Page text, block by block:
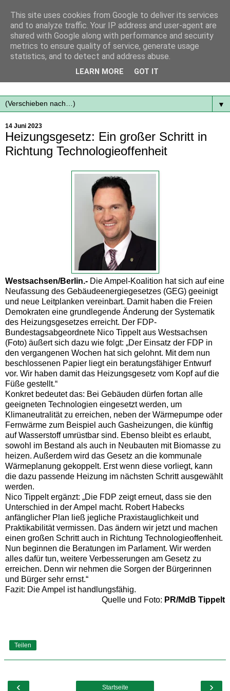
Mit frischen Themen aus der Region immer auf dem
▼
14 Juni 2023
Heizungsgesetz: Ein großer Schritt in
Richtung Technologieoffenheit
Westsachsen/Berlin.- Die Ampel-Koalition hat sich auf eine
Neufassung des Gebäudeenergiegesetzes (GEG) geeinigt
und neue Leitplanken vereinbart. Damit haben die Freien
Demokraten eine grundlegende Änderung der Systematik
des Heizungsgesetzes erreicht. Der FDP-
Bundestagsabgeordnete Nico Tippelt aus Westsachsen
(Foto) äußert sich dazu wie folgt: „Der Einsatz der FDP in
den vergangenen Wochen hat sich gelohnt. Mit dem nun
beschlossenen Papier liegt ein beratungsfähiger Entwurf
vor. Wir haben damit das Heizungsgesetz vom Kopf auf die
Füße gestellt.“
Konkret bedeutet das: Bei Gebäuden dürfen fortan alle
geeigneten Technologien eingesetzt werden, um
Klimaneutralität zu erreichen, neben der Wärmepumpe oder
Fernwärme zum Beispiel auch Gasheizungen, die künftig
auf Wasserstoff umrüstbar sind. Ebenso bleibt es erlaubt,
sowohl im Bestand als auch in Neubauten mit Biomasse zu
heizen. Außerdem wird das Gesetz an die kommunale
Wärmeplanung gekoppelt. Erst wenn diese vorliegt, kann
die dazu passende Heizung im nächsten Schritt ausgewählt
werden.
Nico Tippelt ergänzt: „Die FDP zeigt erneut, dass sie den
Unterschied in der Ampel macht. Robert Habecks
anfänglicher Plan ließ jegliche Praxistauglichkeit und
Praktikabilität vermissen. Das ändern wir jetzt und machen
einen großen Schritt auch in Richtung Technologieoffenheit.
Nun beginnen die Beratungen im Parlament. Wir werden
alles dafür tun, weitere Verbesserungen am Gesetz zu
erreichen. Denn wir nehmen die Sorgen der Bürgerinnen
und Bürger sehr ernst.“
Fazit: Die Ampel ist handlungsfähig.
Quelle und Foto: PR/MdB Tippelt
Teilen
‹ ›
Startseite
This site uses cookies from Google to deliver its services
and to analyze traffic. Your IP address and user-agent are
shared with Google along with performance and security
metrics to ensure quality of service, generate usage
statistics, and to detect and address abuse.
LEARN MORE GOT IT